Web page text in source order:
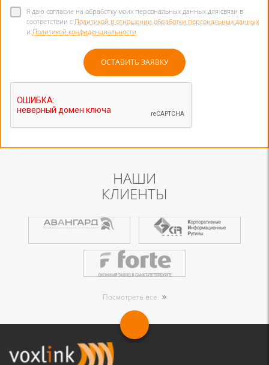
Я даю согласие на обработку моих персональных данных для связи в
соответствии с Политикой в отношении обработки персональных данных
и Политикой конфиденциальности
НАШИ
КЛИЕНТЫ
Посмотреть все